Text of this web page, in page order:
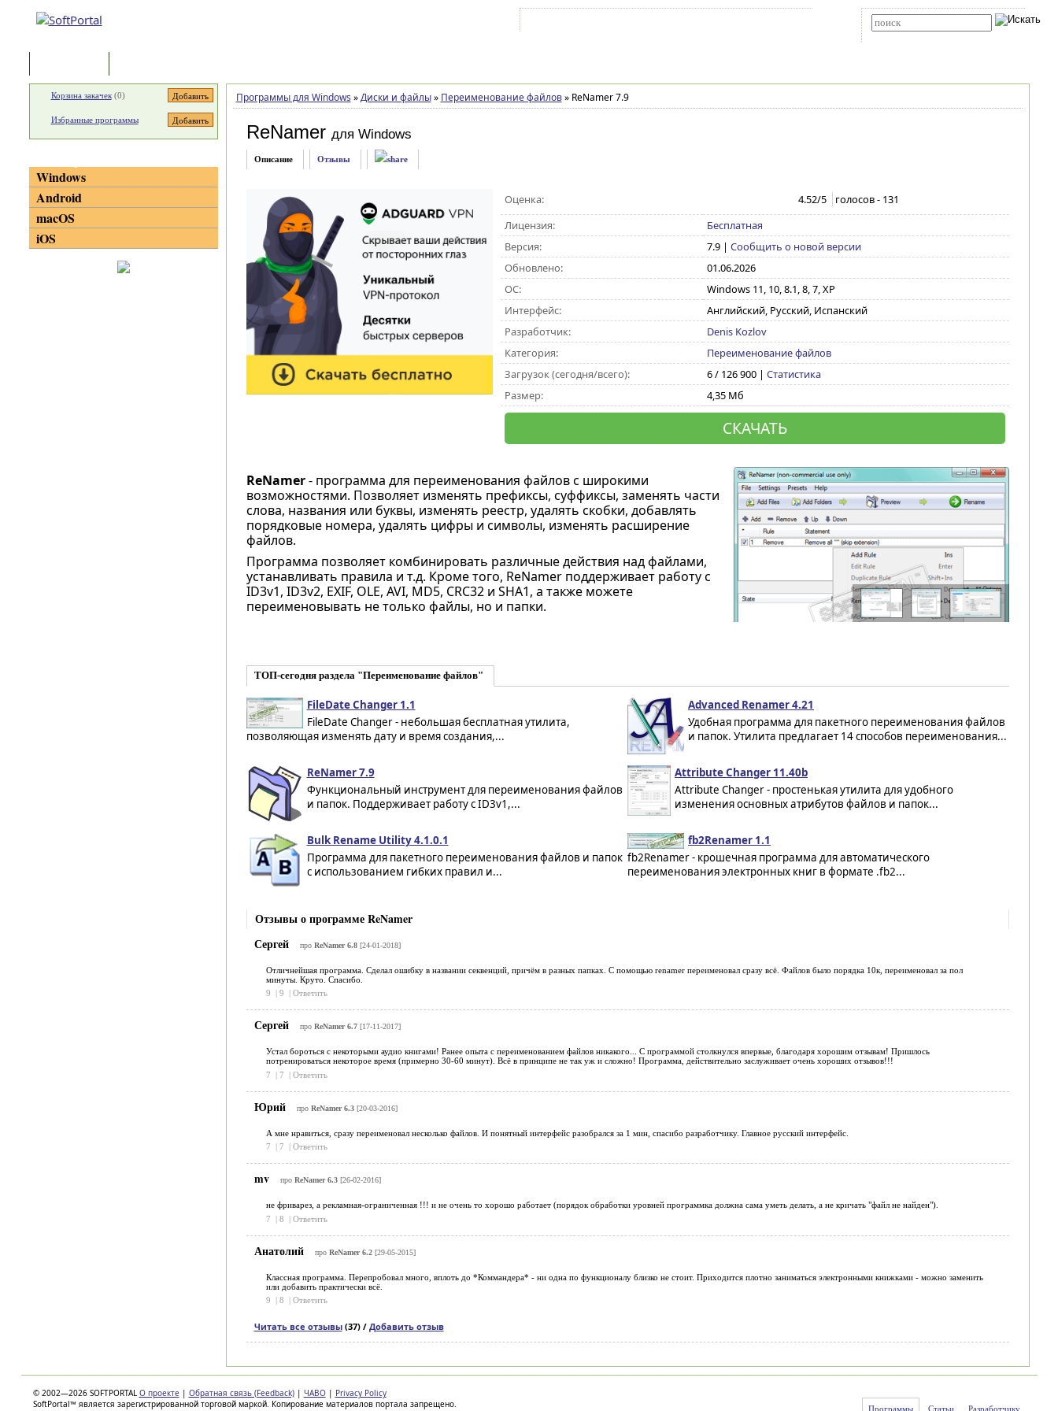
Программы для Windows » Диски и файлы » Переименование файлов »ReNamer 7.9
ReNamer для Windows
Описание Отзывы
Оценка: 4.52/5 голосов - 131
Лицензия:
Бесплатная
Версия:
7.9| Сообщить о новой версии
Обновлено:
01.06.2026
ОС:
Windows 11, 10, 8.1, 8, 7, XP
Интерфейс:
Английский, Русский, Испанский
Разработчик:
Denis Kozlov
Категория:
Переименование файлов
Загрузок (сегодня/всего):
6 / 126 900 | Статистика
Размер:
4,35 Мб
СКАЧАТЬ
ReNamer- программа для переименования файлов с широкими
возможностями. Позволяет изменять префиксы, суффиксы, заменять части
слова, названия или буквы, изменять реестр, удалять скобки, добавлять
порядковые номера, удалять цифры и символы, изменять расширение
файлов.
Программа позволяет комбинировать различные действия над файлами,
устанавливать правила и т.д. Кроме того, ReNamer поддерживает работу с
ID3v1, ID3v2, EXIF, OLE, AVI, MD5, CRC32 и SHA1, а также можете
переименовывать не только файлы, но и папки.
ТОП-сегодня раздела "Переименование файлов"
FileDate Changer 1.1
FileDate Changer - небольшая бесплатная утилита,
позволяющая изменять дату и время создания,...
Advanced Renamer 4.21
Удобная программа для пакетного переименования файлов
и папок. Утилита предлагает 14 способов переименования...
ReNamer 7.9
Функциональный инструмент для переименования файлов
и папок. Поддерживает работу с ID3v1,...
Attribute Changer 11.40b
Attribute Changer - простенькая утилита для удобного
изменения основных атрибутов файлов и папок...
Bulk Rename Utility 4.1.0.1
Программа для пакетного переименования файлов и папок
с использованием гибких правил и...
fb2Renamer 1.1
fb2Renamer - крошечная программа для автоматического
переименования электронных книг в формате .fb2...
Отзывы о программе ReNamer
Сергей
про ReNamer 6.8[24-01-2018]
Отличнейшая программа. Сделал ошибку в названии секвенций, причём в разных папках. С помощью renamer переименовал сразу всё. Файлов было порядка 10к, переименовал за пол
минуты. Круто. Спасибо.
9
9 Ответить
Сергей про ReNamer 6.7[17-11-2017]
Устал бороться с некоторыми аудио книгами! Ранее опыта с переименованием файлов никакого... С программой столкнулся впервые, благодаря хорошим отзывам! Пришлось
потренироваться некоторое время (примерно 30-60 минут). Всё в принципе не так уж и сложно! Программа, действительно заслуживает очень хороших отзывов!!!
7
| 7 | Ответить
Юрий про ReNamer 6.3[20-03-2016]
А мне нравиться, сразу переименовал несколько файлов. И понятный интерфейс разобрался за 1 мин, спасибо разработчику. Главное русский интерфейс.
7
7 Ответить
mv про ReNamer 6.3[26-02-2016]
не фриварез, а рекламная-ограниченная !!! и не очень то хорошо работает (порядок обработки уровней программка должна сама уметь делать, а не кричать "файл не найден").
7
| 8 | Ответить
Анатолий про ReNamer 6.2[29-05-2015]
Классная программа. Перепробовал много, вплоть до *Коммандера* - ни одна по функционалу близко не стоит. Приходится плотно заниматься электронными книжками - можно заменить
или добавить практически всё.
9
8 Ответить
Читать все отзывы(37) / Добавить отзыв
Корзина закачек(0)
Избранные программы
Windows
Android
macOS
iOS
© 2002—2026 SOFTPORTAL О проекте | Обратная связь (Feedback) | ЧАВО | Privacy Policy
SoftPortal™ является зарегистрированной торговой маркой. Копирование материалов портала запрещено.
Программы Статьи Разработчику